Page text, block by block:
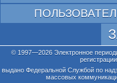
© 1997—2026 Электронное
выдано Федеральной Службой по
массовых